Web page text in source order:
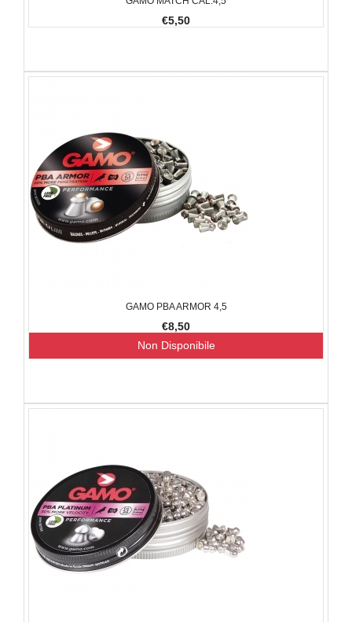
€5,50
GAMO PBA ARMOR 4,5
€8,50
Non Disponibile